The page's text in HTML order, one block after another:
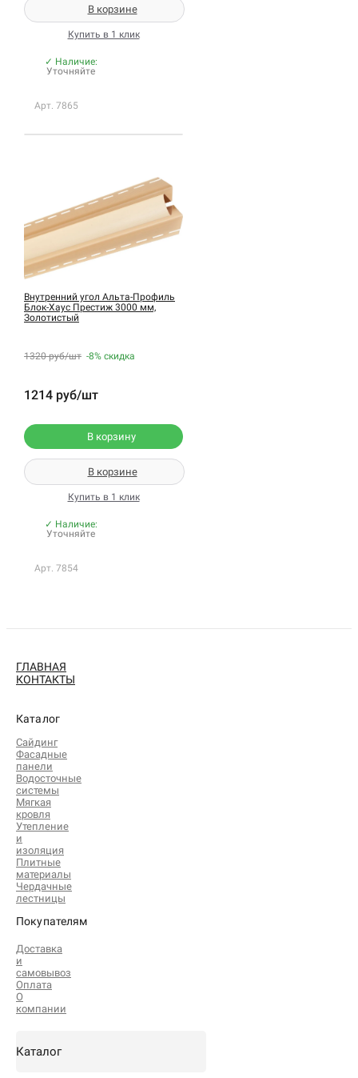
В корзине
Купить в 1 клик
✓ Наличие:
Уточняйте
Арт. 7865
Внутренний угол Альта-Профиль
Блок-Хаус Престиж 3000 мм,
Золотистый
1320 руб/шт -8% скидка
1214 руб/шт
В корзину
В корзине
Купить в 1 клик
✓ Наличие:
Уточняйте
Арт. 7854
ГЛАВНАЯ
КОНТАКТЫ
Каталог
Сайдинг
Фасадные
панели
Водосточные
системы
Мягкая
кровля
Утепление
и
изоляция
Плитные
материалы
Чердачные
лестницы
Покупателям
Доставка
и
самовывоз
Оплата
О
компании
Каталог